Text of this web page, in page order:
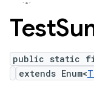
Test
public static
extends Enum<